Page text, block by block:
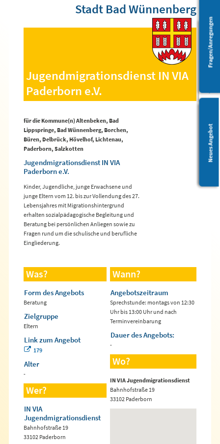
Leichte Sprache
Barrierefreiheit
Neues Angebot
Fragen/Anregungen
Stadt Bad Wünnenberg
Jugendmigrationsdienst IN VIA
Paderborn e.V.
für die Kommune(n) Altenbeken, Bad
Lippspringe, Bad Wünnenberg, Borchen,
Büren, Delbrück, Hövelhof, Lichtenau,
Paderborn, Salzkotten
Jugendmigrationsdienst IN VIA
Paderborn e.V.
Kinder, Jugendliche, junge Erwachsene und
junge Eltern vom 12. bis zur Vollendung des 27.
Lebensjahres mit Migrationshintergrund
erhalten sozialpädagogische Begleitung und
Beratung bei persönlichen Anliegen sowie zu
Fragen rund um die schulische und berufliche
Eingliederung.
Was?
Form des Angebots
Beratung
Zielgruppe
Eltern
Link zum Angebot
179
Alter
-
Wer?
IN VIA
Jugendmigrationsdienst
Bahnhofstraße 19
33102 Paderborn
Wann?
Angebotszeitraum
Sprechstunde: montags von 12:30
Uhr bis 13:00 Uhr und nach
Terminvereinbarung
Dauer des Angebots:
-
Wo?
IN VIA Jugendmigrationsdienst
Bahnhofstraße 19
33102 Paderborn